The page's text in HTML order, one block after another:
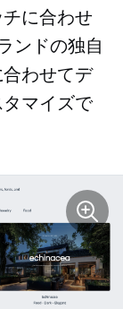
に合わせ
ンドの独自
わせてデ
マイズで